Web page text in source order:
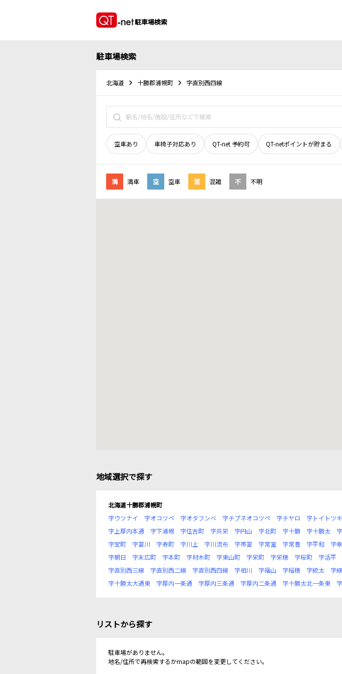
駐車場検索
駐車場検索
北海道 十勝郡浦幌町 字直別西四線
空車あり 車椅子対応あり QT-net 予約可 QT-netポイントが貯まる
満 満車 空 空車 混 混雑 不 不明
地域選択で探す
北海道十勝郡浦幌町
字ウツナイ
字オコツペ 字オタフンベ 字チプネオコツペ 字チヤロ 字トイトツキ
字上厚内本通
字下浦幌 字住吉町 字共栄 字円山 字北町 字十勝 字十勝太
字宝町
字富川 字寿町 字川上 字川流布 字帯富 字常室 字常豊 字平和 字
字朝日
字末広町 字本町 字材木町 字東山町 字栄町 字栄穂 字桜町 字活平
字直別西三線
字直別西二線 字直別西四線 字相川 字福山 字稲穂 字統太 字
字十勝太大通東
字厚内一条通 字厚内三条通 字厚内二条通 字十勝太北一条東
リストから探す
駐車場がありません。
地名/住所で再検索するかmapの範囲を変更してください。